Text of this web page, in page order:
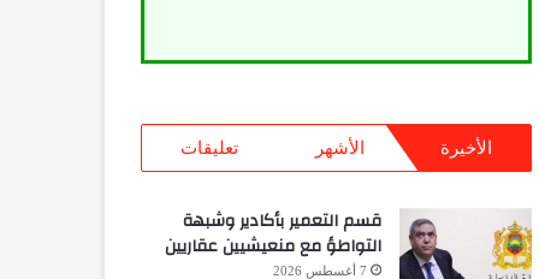
الأخيرة الأشهر تعليقات
قسم التعمير بأكادير وشبهة
التواطؤ مع منعيشيين عقاريين
7 أغسطس 2026